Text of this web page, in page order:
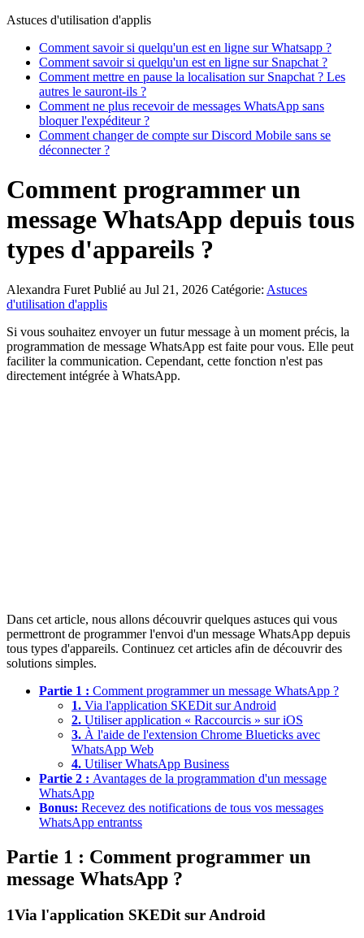
Astuces d'utilisation d'applis
Comment savoir si quelqu'un est en ligne sur Whatsapp ?
Comment savoir si quelqu'un est en ligne sur Snapchat ?
Comment mettre en pause la localisation sur Snapchat ? Les
autres le sauront-ils ?
Comment ne plus recevoir de messages WhatsApp sans
bloquer l'expéditeur ?
Comment changer de compte sur Discord Mobile sans se
déconnecter ?
Comment programmer un
message WhatsApp depuis tous
types d'appareils ?
Alexandra Furet Publié au Jul 21, 2026 Catégorie: Astuces
d'utilisation d'applis
Si vous souhaitez envoyer un futur message à un moment précis, la
programmation de message WhatsApp est faite pour vous. Elle peut
faciliter la communication. Cependant, cette fonction n'est pas
directement intégrée à WhatsApp.
Dans cet article, nous allons découvrir quelques astuces qui vous
permettront de programmer l'envoi d'un message WhatsApp depuis
tous types d'appareils. Continuez cet articles afin de découvrir des
solutions simples.
Partie 1 : Comment programmer un message WhatsApp ?
1. Via l'application SKEDit sur Android
2. Utiliser application « Raccourcis » sur iOS
3. À l'aide de l'extension Chrome Blueticks avec
WhatsApp Web
4. Utiliser WhatsApp Business
Partie 2 : Avantages de la programmation d'un message
WhatsApp
Bonus: Recevez des notifications de tous vos messages
WhatsApp entrantss
Partie 1 : Comment programmer un
message WhatsApp ?
1Via l'application SKEDit sur Android